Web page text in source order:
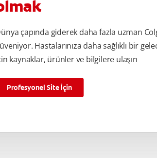
çapında giderek daha fazla uzman
Hastalarınıza daha sağlıklı bir
kaynaklar, ürünler ve bilgilere ulaşın
Profesyonel Site İçin